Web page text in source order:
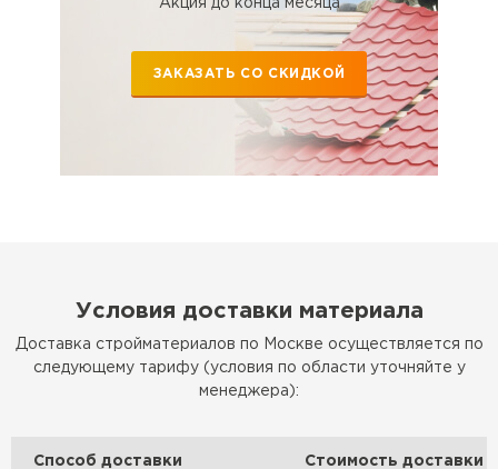
Акция до конца месяца
ЗАКАЗАТЬ СО СКИДКОЙ
Условия доставки материала
Доставка стройматериалов по Москве осуществляется по
следующему тарифу (условия по области уточняйте у
менеджера):
Способ доставки Стоимость доставки
Водосточная система
ПЕРЕЙТИ